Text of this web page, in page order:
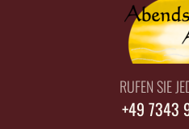
RUFEN SIE
+49 7343